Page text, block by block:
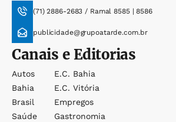
(71) 2886-2683 / Ramal 8585 | 8586
publicidade@grupoatarde.com.br
Canais e Editorias
Autos
Bahia
Brasil
Saúde
E.c. Bahia
E.c. Vitória
Empregos
Gastronomia